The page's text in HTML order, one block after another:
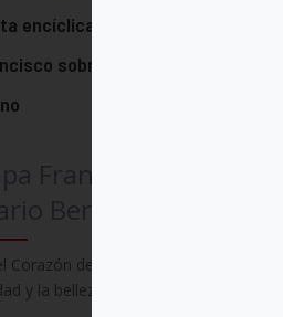
encíclica "Dilexit nos" del papa
sobre el amor humano y
Corazón de Cristo encontramos la
y la belleza del amor